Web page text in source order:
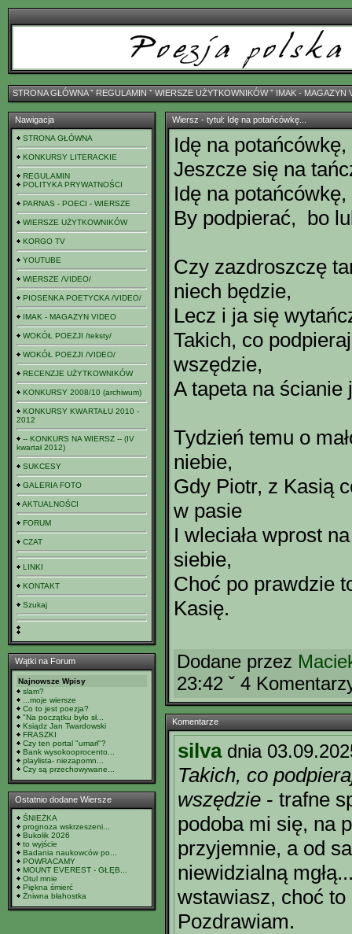
STRONA GŁÓWNAˇ REGULAMIN ˇ WIERSZE UŻYTKOWNIKÓWˇ IMAK - MAGAZYN
Nawigacja
STRONA GŁÓWNA
KONKURSY LITERACKIE
REGULAMIN
POLITYKA PRYWATNOŚCI
PARNAS - POECI - WIERSZE
WIERSZE UŻYTKOWNIKÓW
KORGO TV
YOUTUBE
WIERSZE /VIDEO/
PIOSENKA POETYCKA /VIDEO/
IMAK - MAGAZYN VIDEO
WOKÓŁ POEZJI /teksty/
WOKÓŁ POEZJI /VIDEO/
RECENZJE UŻYTKOWNIKÓW
KONKURSY 2008/10 (archiwum)
KONKURSY KWARTAŁU 2010 -
2012
-- KONKURS NA WIERSZ -- (IV
kwartał 2012)
SUKCESY
GALERIA FOTO
AKTUALNOŚCI
FORUM
CZAT
LINKI
KONTAKT
Szukaj
Wątki na Forum
Najnowsze Wpisy
slam?
...moje wiersze
Co to jest poezja?
"Na początku było sł...
Ksiądz Jan Twardowski
FRASZKI
Czy ten portal "umarł"?
Bank wysokooprocento...
playlista- niezapomn...
Czy są przechowywane...
Ostatnio dodane Wiersze
ŚNIEŻKA
prognoza wskrzeszeni...
Bukolik 2026
to wyjście
Badania naukowców po...
POWRACAMY
MOUNT EVEREST - GŁĘB...
Otul mnie
Piękna śmierć
Żniwna błahostka
Wiersz - tytuł: Idę na potańcówkę...
Idę na
Jeszcze się na
Idę na
By podpierać, bo
Czy zazdroszczę
niech będzie,
Lecz i ja się
Takich, co
wszędzie,
A tapeta na ścianie
Tydzień temu o
niebie,
Gdy Piotr, z Kasią
w pasie
I wleciała wprost
siebie,
Choć po prawdzie
Kasię.
Dodane przez
23:42 ˇ 4
Komentarze
silva dnia
Takich, co
wszędzie - trafne
podoba mi się, na
przyjemnie, a od
niewidzialną
wstawiasz, choć
Pozdrawiam.